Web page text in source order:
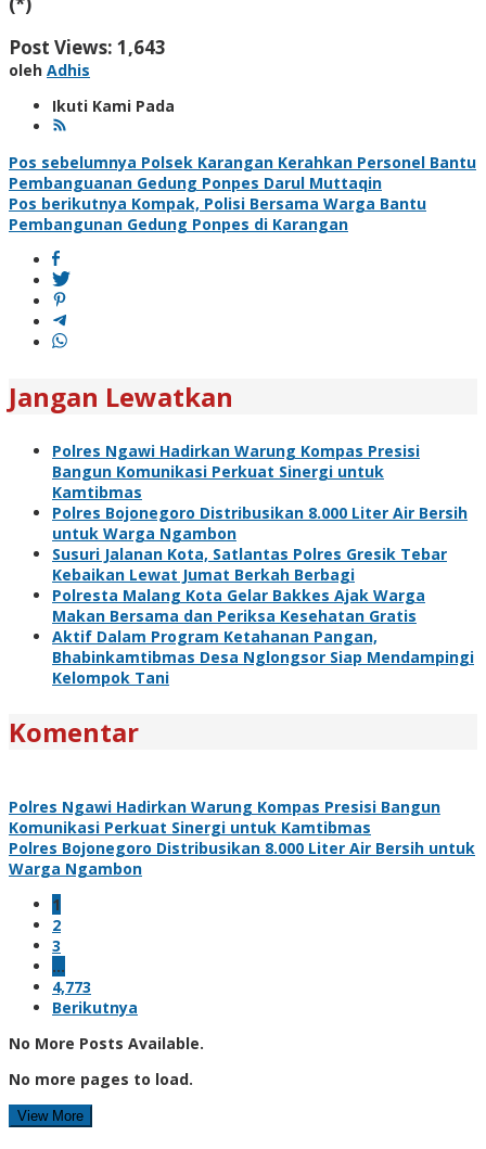
Post Views: 1,643
oleh Adhis
Ikuti Kami Pada
Navigasi
pos
Pos sebelumnya Polsek Karangan Kerahkan Personel Bantu
Pembanguanan Gedung Ponpes Darul Muttaqin
Pos berikutnya Kompak, Polisi Bersama Warga Bantu
Pembangunan Gedung Ponpes di Karangan
Jangan Lewatkan
Polres Ngawi Hadirkan Warung Kompas Presisi
Bangun Komunikasi Perkuat Sinergi untuk
Kamtibmas
Polres Bojonegoro Distribusikan 8.000 Liter Air Bersih
untuk Warga Ngambon
Susuri Jalanan Kota, Satlantas Polres Gresik Tebar
Kebaikan Lewat Jumat Berkah Berbagi
Polresta Malang Kota Gelar Bakkes Ajak Warga
Makan Bersama dan Periksa Kesehatan Gratis
Aktif Dalam Program Ketahanan Pangan,
Bhabinkamtibmas Desa Nglongsor Siap Mendampingi
Kelompok Tani
Komentar
Polres Ngawi Hadirkan Warung Kompas Presisi Bangun
Komunikasi Perkuat Sinergi untuk Kamtibmas
Polres Bojonegoro Distribusikan 8.000 Liter Air Bersih untuk
Warga Ngambon
1
2
3
…
4,773
Berikutnya
No More Posts Available.
No more pages to load.
View More